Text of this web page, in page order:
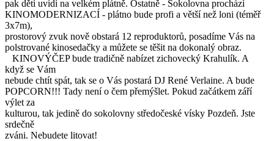
pak děti uvidí na velkém plátně. Ostatně - Sokolovna prochází
KINOMODERNIZACÍ - plátno bude profi a větší než loni (téměř
3x7m),
prostorový zvuk nově obstará 12 reproduktorů, posadíme Vás na
polstrované kinosedačky a můžete se těšit na dokonalý obraz.
KINOVÝČEP bude tradičně nabízet zichovecký Krahulík. A
když se Vám
nebude chtít spát, tak se o Vás postará DJ René Verlaine. A bude
POPCORN!!! Tady není o čem přemýšlet. Pokud začátkem září
výlet za
kulturou, tak jedině do sokolovny středočeské vísky Pozdeň. Jste
srdečně
zváni. Nebudete litovat!